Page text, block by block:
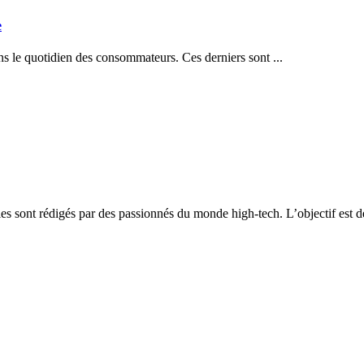
le quotidien des consommateurs. Ces derniers sont ...
sont rédigés par des passionnés du monde high-tech. L’objectif est